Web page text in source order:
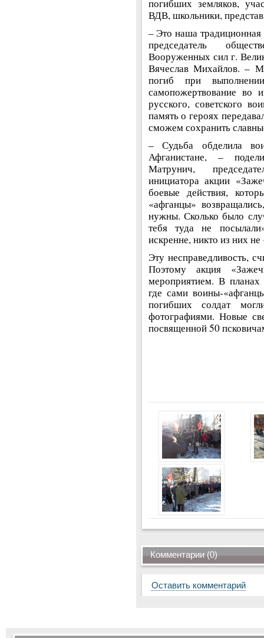
погибших земляков,
ВДВ, школьники,
– Это наша
председатель
Вооруженных сил г.
Вячеслав Михайлов. –
погиб при
самопожертвование во
русского, советского
память о героях
сможем сохранить
– Судьба обделила
Афганистане, –
Матрунич,
инициатора акции
боевые действия,
«афганцы»
нужны. Сколько было
тебя туда не
искренне, никто из них не
Эту несправедливость,
Поэтому акция
мероприятием. В планах
где сами воины-
погибших солдат
фотографиями. Новые
посвященной 50
Комментарии (0)
Оставить комментарий